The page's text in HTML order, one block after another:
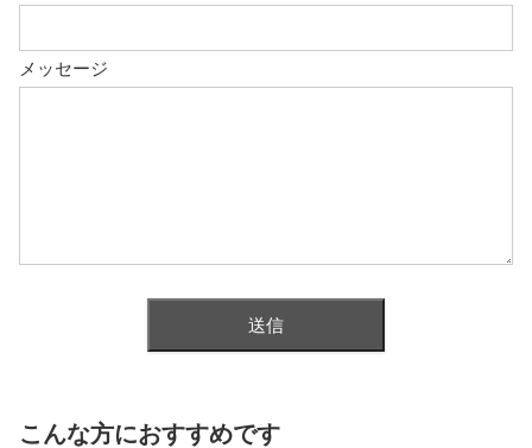
メッセージ
こんな方におすすめです